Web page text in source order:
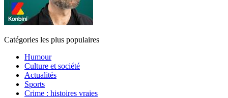
Catégories les plus populaires
Humour
Culture et société
Actualités
Sports
Crime : histoires vraies